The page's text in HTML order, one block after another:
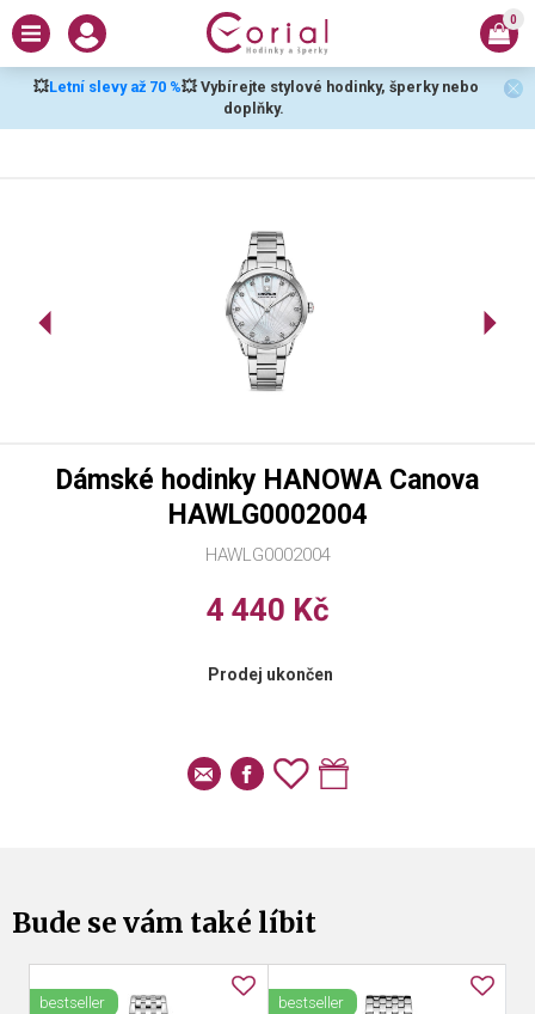
💥Letní slevy až 70 %💥 Vybírejte stylové hodinky, šperky nebo
doplňky.
0
HAWLG0002004
Dámské hodinky HANOWA Canova
HAWLG0002004
4 440 Kč
Prodej ukončen
Bude se vám také líbit
bestseller
bestseller